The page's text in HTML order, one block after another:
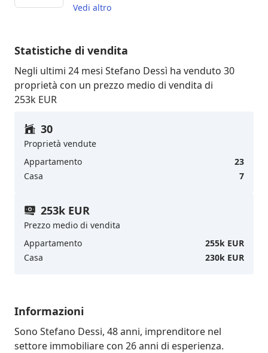
Vedi altro
Statistiche di vendita
Negli ultimi 24 mesi Stefano Dessì ha venduto 30
proprietà con un prezzo medio di vendita di
253k EUR
30
Proprietà vendute
Appartamento
23
Casa
7
253k EUR
Prezzo medio di vendita
Appartamento
255k EUR
Casa
230k EUR
Informazioni
Sono Stefano Dessi, 48 anni, imprenditore nel
settore immobiliare con 26 anni di esperienza.